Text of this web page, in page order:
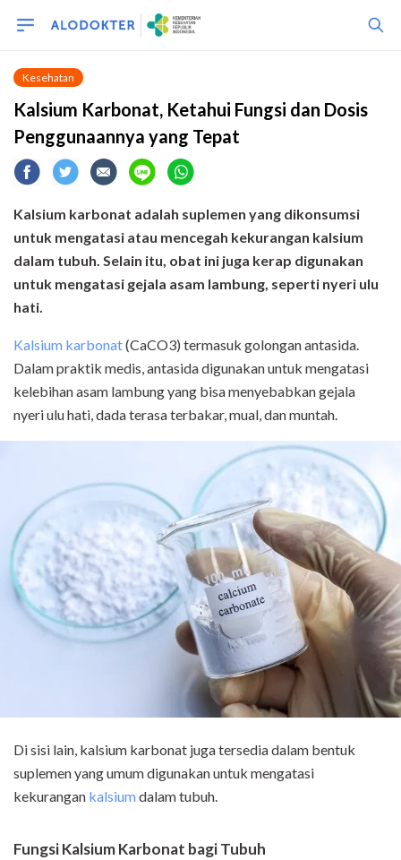
Kesehatan
Kalsium Karbonat, Ketahui Fungsi dan Dosis
Penggunaannya yang Tepat
Kalsium karbonat adalah suplemen yang dikonsumsi
untuk mengatasi atau mencegah kekurangan kalsium
dalam tubuh. Selain itu, obat ini juga kerap digunakan
untuk mengatasi gejala asam lambung, seperti nyeri ulu
hati.
Kalsium karbonat(CaCO3) termasuk golongan antasida.
Dalam praktik medis, antasida digunakan untuk mengatasi
kelebihan asam lambung yang bisa menyebabkan gejala
nyeri ulu hati, dada terasa terbakar, mual, dan muntah.
Di sisi lain, kalsium karbonat juga tersedia dalam bentuk
suplemen yang umum digunakan untuk mengatasi
kekurangan kalsiumdalam tubuh.
Fungsi Kalsium Karbonat bagi Tubuh